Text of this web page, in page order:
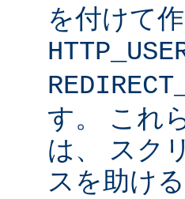
を付けて
す。 これ
は、 スク
スを助け